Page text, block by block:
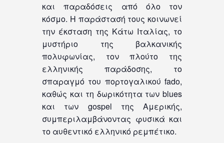
και παραδόσεις από όλο τον
κόσμο. Η παράστασή τους κοινωνεί
την έκσταση της Κάτω Ιταλίας, το
μυστήριο της βαλκανικής
πολυφωνίας, τον πλούτο της
ελληνικής παράδοσης, το
σπαραγμό του πορτογαλικού fado,
καθώς και τη δωρικότητα των blues
και των gospel της Αμερικής,
συμπεριλαμβάνοντας φυσικά και
το αυθεντικό ελληνικό ρεμπέτικο.